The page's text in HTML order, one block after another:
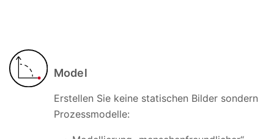
Model
Erstellen Sie keine statischen Bilder sondern
Prozessmodelle: